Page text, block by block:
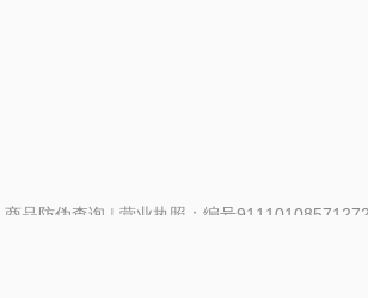
商品防伪查询 | 营业执照：编号